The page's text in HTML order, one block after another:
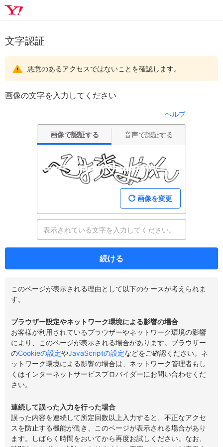
文字認証
悪意のあるアクセスではないことを確認します。
画像の文字を入力してください
ヘルプ
画像で認証する 音声で認証する
画像を変更
続ける
このページが表示される理由として以下のケースが考えられま
す。
ブラウザー設定やネットワーク環境による影響の場合
お客様が利用されているブラウザーやネットワーク環境の影響
により、このページが表示される場合があります。ブラウザー
のCookieの設定やJavaScriptの設定などをご確認ください。ネ
ットワーク環境による影響の場合は、ネットワーク管理者もし
くはインターネットサービスプロバイダーにお問い合わせくだ
さい。
連続して誤った入力を行った場合
誤った内容を連続して所定回数以上入力すると、不正なアクセ
スを防止する機能が働き、このページが表示される場合があり
ます。しばらく時間をおいてから再度お試しください。なお、